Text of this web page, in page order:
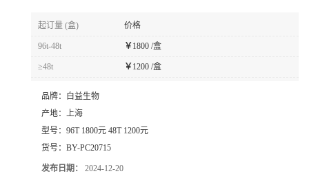
起订量 (盒) 价格
96t-48t ￥ 1800 /盒
≥48t ￥ 1200 /盒
品牌：
白益生物
产地： 上海
型号： 96T 1800元 48T 1200元
货号： BY-PC20715
发布日期： 2024-12-20